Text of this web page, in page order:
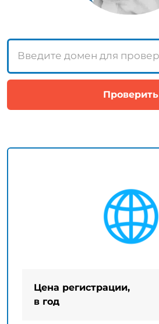
Цена регистрации,
в год